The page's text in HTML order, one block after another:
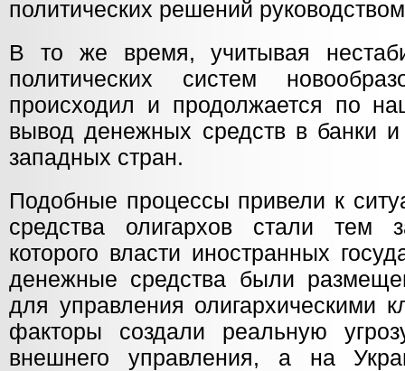
политических решений
В то же время, учитывая
политических систем
происходил и продолжается по
вывод денежных средств в банки
западных стран.
Подобные процессы привели к
средства олигархов стали тем
которого власти иностранных
денежные средства были
для управления олигархическими
факторы создали реальную
внешнего управления, а на